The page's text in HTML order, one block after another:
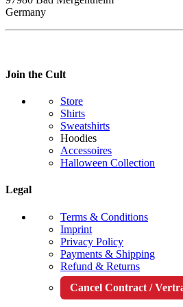
Germany
Join the Cult
Store
Shirts
Sweatshirts
Hoodies
Accessoires
Halloween Collection
Legal
Terms & Conditions
Imprint
Privacy Policy
Payments & Shipping
Refund & Returns
Cancel Contract /